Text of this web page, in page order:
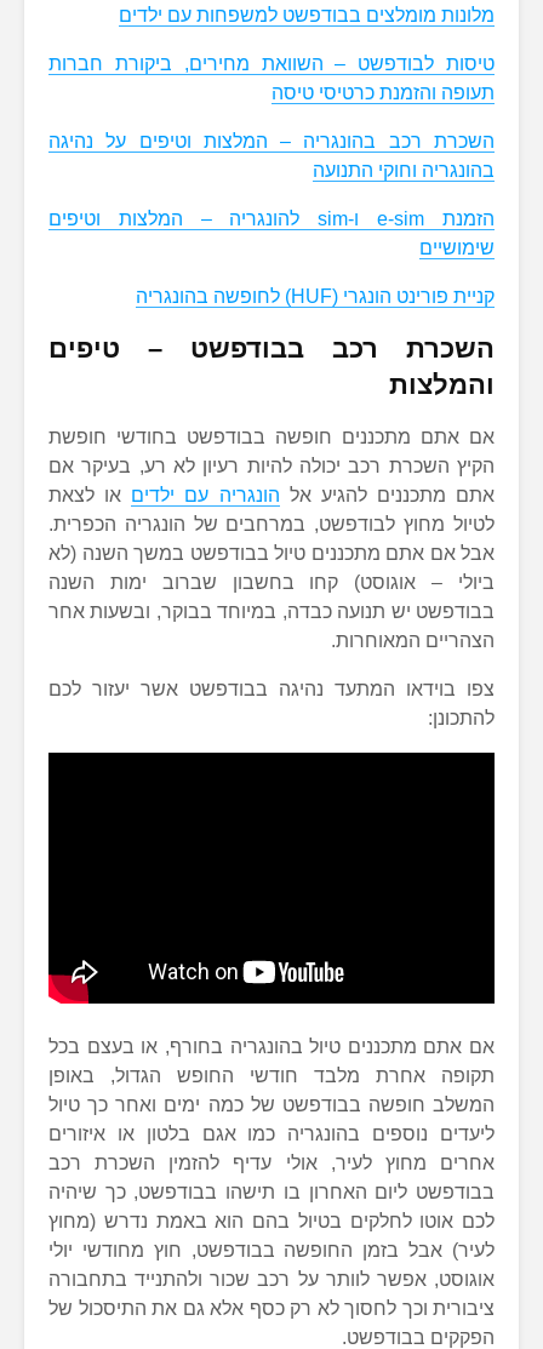
מלונות מומלצים בבודפשט למשפחות עם ילדים
טיסות לבודפשט – השוואת מחירים, ביקורת חברות
תעופה והזמנת כרטיסי טיסה
השכרת רכב בהונגריה – המלצות וטיפים על נהיגה
בהונגריה וחוקי התנועה
הזמנת e-sim ו-sim להונגריה – המלצות וטיפים
שימושיים
קניית פורינט הונגרי (HUF) לחופשה בהונגריה
השכרת רכב בבודפשט – טיפים
והמלצות
אם אתם מתכננים חופשה בבודפשט בחודשי חופשת
הקיץ השכרת רכב יכולה להיות רעיון לא רע, בעיקר אם
אתם מתכננים להגיע אל הונגריה עם ילדים או לצאת
לטיול מחוץ לבודפשט, במרחבים של הונגריה הכפרית.
אבל אם אתם מתכננים טיול בבודפשט במשך השנה (לא
ביולי – אוגוסט) קחו בחשבון שברוב ימות השנה
בבודפשט יש תנועה כבדה, במיוחד בבוקר, ובשעות אחר
הצהריים המאוחרות.
צפו בוידאו המתעד נהיגה בבודפשט אשר יעזור לכם
להתכונן:
אם אתם מתכננים טיול בהונגריה בחורף, או בעצם בכל
תקופה אחרת מלבד חודשי החופש הגדול, באופן
המשלב חופשה בבודפשט של כמה ימים ואחר כך טיול
ליעדים נוספים בהונגריה כמו אגם בלטון או איזורים
אחרים מחוץ לעיר, אולי עדיף להזמין השכרת רכב
בבודפשט ליום האחרון בו תישהו בבודפשט, כך שיהיה
לכם אוטו לחלקים בטיול בהם הוא באמת נדרש (מחוץ
לעיר) אבל בזמן החופשה בבודפשט, חוץ מחודשי יולי
אוגוסט, אפשר לוותר על רכב שכור ולהתנייד בתחבורה
ציבורית וכך לחסוך לא רק כסף אלא גם את התיסכול של
הפקקים בבודפשט.